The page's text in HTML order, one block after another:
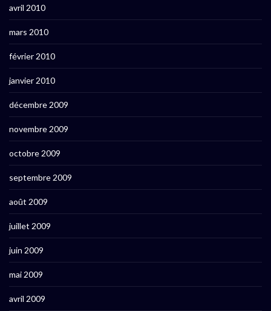
avril 2010
mars 2010
février 2010
janvier 2010
décembre 2009
novembre 2009
octobre 2009
septembre 2009
août 2009
juillet 2009
juin 2009
mai 2009
avril 2009